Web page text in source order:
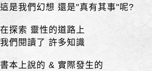
這是我們幻想 還是"真有其事"呢?
在探索 靈性的道路上
我們閱讀了 許多知識
書本上說的 & 實際發生的